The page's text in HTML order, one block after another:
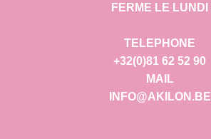
FERME LE LUNDI
TELEPHONE
+32(0)81 62 52 90
MAIL
INFO@AKILON.BE